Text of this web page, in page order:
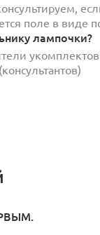
поле в
лампочки?